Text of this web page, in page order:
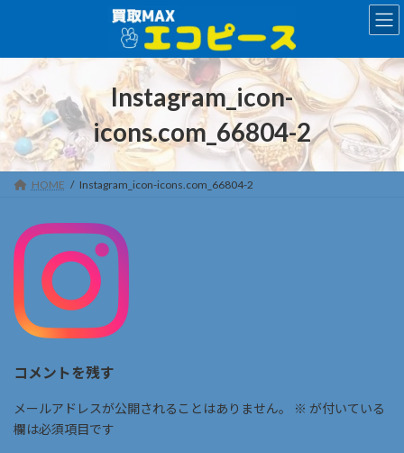
ン
へ
ス
キ
ッ
プ
ー
ョ
ン
に
移
動
Instagram_icon-
icons.com_66804-2
HOME Instagram_icon-icons.com_66804-2
コメントを残す
メールアドレスが公開されることはありません。 ※ が付いている
欄は必須項目です